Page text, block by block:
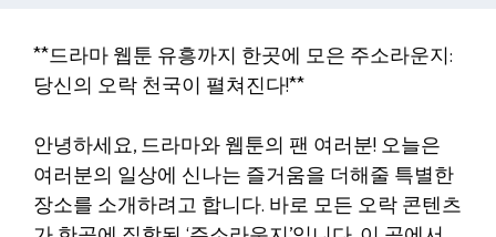
**드라마 웹툰 유흥까지 한곳에 모은 주소라운지:
당신의 오락 천국이 펼쳐진다!**
안녕하세요, 드라마와 웹툰의 팬 여러분! 오늘은
여러분의 일상에 신나는 즐거움을 더해줄 특별한
장소를 소개하려고 합니다. 바로 모든 오락 콘텐츠